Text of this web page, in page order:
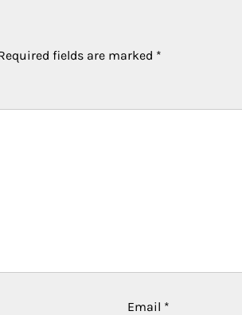
fields are marked *
Email *